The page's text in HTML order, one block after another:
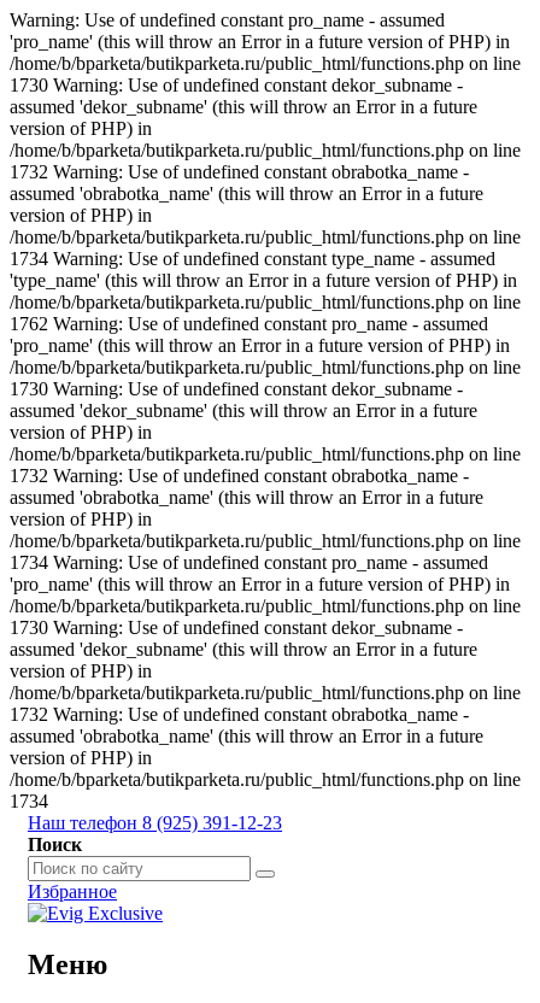
Warning: Use of undefined constant pro_name - assumed
'pro_name' (this will throw an Error in a future version of PHP) in
/home/b/bparketa/butikparketa.ru/public_html/functions.php on line
1730 Warning: Use of undefined constant dekor_subname -
assumed 'dekor_subname' (this will throw an Error in a future
version of PHP) in
/home/b/bparketa/butikparketa.ru/public_html/functions.php on line
1732 Warning: Use of undefined constant obrabotka_name -
assumed 'obrabotka_name' (this will throw an Error in a future
version of PHP) in
/home/b/bparketa/butikparketa.ru/public_html/functions.php on line
1734 Warning: Use of undefined constant type_name - assumed
'type_name' (this will throw an Error in a future version of PHP) in
/home/b/bparketa/butikparketa.ru/public_html/functions.php on line
1762 Warning: Use of undefined constant pro_name - assumed
'pro_name' (this will throw an Error in a future version of PHP) in
/home/b/bparketa/butikparketa.ru/public_html/functions.php on line
1730 Warning: Use of undefined constant dekor_subname -
assumed 'dekor_subname' (this will throw an Error in a future
version of PHP) in
/home/b/bparketa/butikparketa.ru/public_html/functions.php on line
1732 Warning: Use of undefined constant obrabotka_name -
assumed 'obrabotka_name' (this will throw an Error in a future
version of PHP) in
/home/b/bparketa/butikparketa.ru/public_html/functions.php on line
1734 Warning: Use of undefined constant pro_name - assumed
'pro_name' (this will throw an Error in a future version of PHP) in
/home/b/bparketa/butikparketa.ru/public_html/functions.php on line
1730 Warning: Use of undefined constant dekor_subname -
assumed 'dekor_subname' (this will throw an Error in a future
version of PHP) in
/home/b/bparketa/butikparketa.ru/public_html/functions.php on line
1732 Warning: Use of undefined constant obrabotka_name -
assumed 'obrabotka_name' (this will throw an Error in a future
version of PHP) in
/home/b/bparketa/butikparketa.ru/public_html/functions.php on line
1734
Наш телефон 8 (925) 391-12-23
Поиск
Избранное
Меню